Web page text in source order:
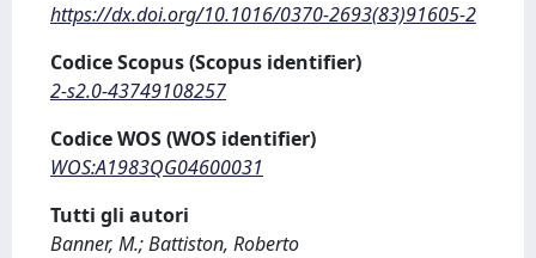
https://dx.doi.org/10.1016/0370-2693(83)91605-2
Codice Scopus (Scopus identifier)
2-s2.0-43749108257
Codice WOS (WOS identifier)
WOS:A1983QG04600031
Tutti gli autori
Banner, M.; Battiston, Roberto